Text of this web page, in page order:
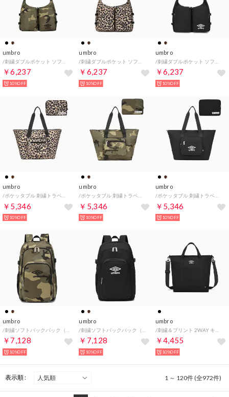
umbro
￥6,237
10%OFF
umbro
￥6,237
10%OFF
umbro
￥6,237
10%OFF
umbro
￥5,346
10%OFF
umbro
￥5,346
10%OFF
umbro
/ポケッタブル 刺繍トラベルトートバッグ
￥5,346
10%OFF
umbro
￥7,128
10%OFF
umbro
￥7,128
10%OFF
umbro
￥4,455
10%OFF
表示順 : 1 ～ 120件 (全972件)